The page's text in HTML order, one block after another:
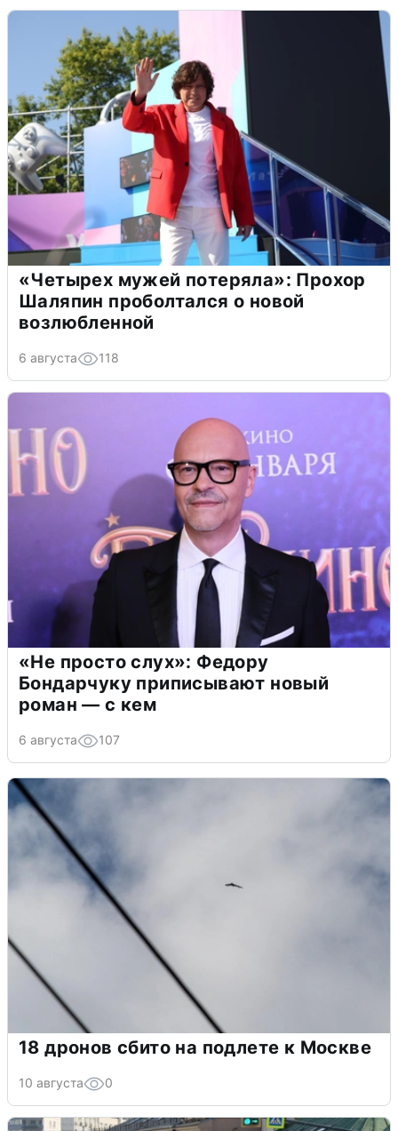
«Четырех мужей потеряла»: Прохор
Шаляпин проболтался о новой
возлюбленной
6 августа 118
«Не просто слух»: Федору
Бондарчуку приписывают новый
роман — с кем
6 августа 107
18 дронов сбито на подлете к Москве
10 августа 0